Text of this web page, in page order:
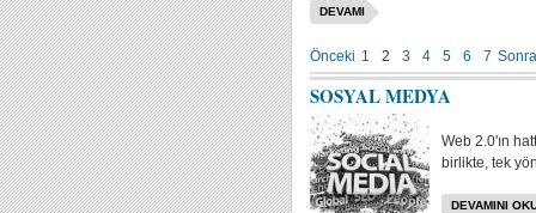
DEVAMI
Önceki 1 2 3 4 5 6 7
SOSYAL MEDYA
Web 2.0'ın
birlikte, tek
DEVAMINI